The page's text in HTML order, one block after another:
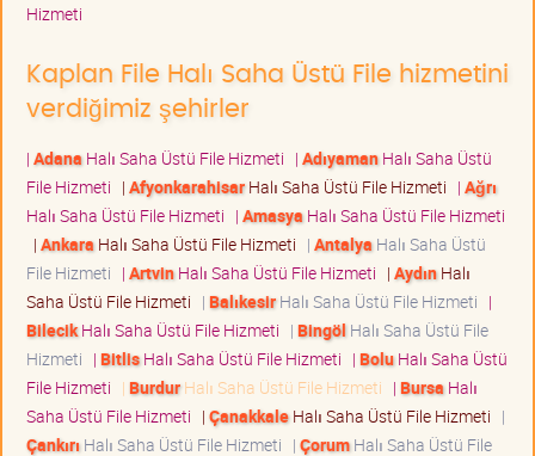
Hizmeti
Kaplan File Halı Saha Üstü File hizmetini
verdiğimiz şehirler
| Adana Halı Saha Üstü File Hizmeti | AdıyamanHalı Saha Üstü
File Hizmeti | AfyonkarahisarHalı Saha Üstü File Hizmeti | Ağrı
Halı Saha Üstü File Hizmeti | Amasya Halı Saha Üstü File Hizmeti
| Ankara Halı Saha Üstü File Hizmeti | Antalya Halı Saha Üstü
File Hizmeti | ArtvinHalı Saha Üstü File Hizmeti | AydınHalı
Saha Üstü File Hizmeti | BalıkesirHalı Saha Üstü File Hizmeti |
BilecikHalı Saha Üstü File Hizmeti | Bingöl Halı Saha Üstü File
Hizmeti | BitlisHalı Saha Üstü File Hizmeti | BoluHalı Saha Üstü
File Hizmeti | BurdurHalı Saha Üstü File Hizmeti | Bursa Halı
Saha Üstü File Hizmeti | ÇanakkaleHalı Saha Üstü File Hizmeti |
Çankırı Halı Saha Üstü File Hizmeti | ÇorumHalı Saha Üstü File